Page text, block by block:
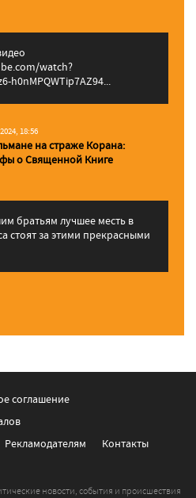
watch?
h0nMPQWTip7AZ94...
18:56
на страже Корана:
о Священной Книге
братьям лучшее месть в
стоят за этими прекрасными
соглашение
Рекламодателям Контакты
новости, события и происшествия